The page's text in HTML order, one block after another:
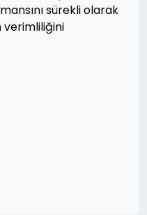
sürekli olarak
verimliliğini